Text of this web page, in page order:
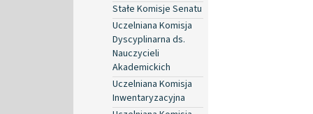
Stałe Komisje Senatu
Uczelniana Komisja
Dyscyplinarna ds.
Nauczycieli
Akademickich
Uczelniana Komisja
Inwentaryzacyjna